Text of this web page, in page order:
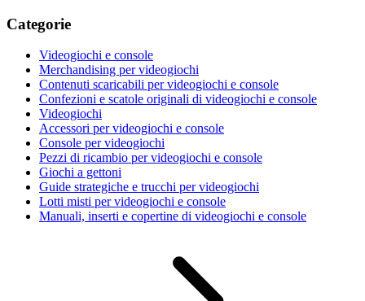
Categorie
Videogiochi e console
Merchandising per videogiochi
Contenuti scaricabili per videogiochi e console
Confezioni e scatole originali di videogiochi e console
Videogiochi
Accessori per videogiochi e console
Console per videogiochi
Pezzi di ricambio per videogiochi e console
Giochi a gettoni
Guide strategiche e trucchi per videogiochi
Lotti misti per videogiochi e console
Manuali, inserti e copertine di videogiochi e console